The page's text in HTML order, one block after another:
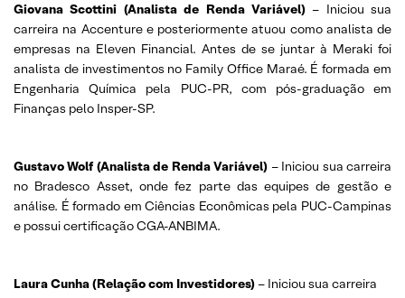
Giovana Scottini (Analista de Renda Variável)– Iniciou sua
carreira na Accenture e posteriormente atuou como analista de
empresas na Eleven Financial. Antes de se juntar à Meraki foi
analista de investimentos no Family Office Maraé. É formada em
Engenharia Química pela PUC-PR, com pós-graduação em
Finanças pelo Insper-SP.
Gustavo Wolf (Analista de Renda Variável) – Iniciou sua carreira
no Bradesco Asset, onde fez parte das equipes de gestão e
análise. É formado em Ciências Econômicas pela PUC-Campinas
e possui certificação CGA-ANBIMA.
Laura Cunha (Relação com Investidores) – Iniciou sua carreira